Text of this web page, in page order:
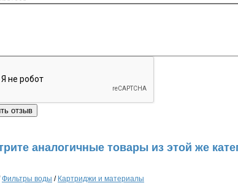
аналогичные товары из этой же
Фильтры воды / Картриджи и материалы